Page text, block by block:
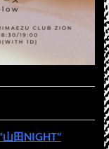
山田NIGHT"